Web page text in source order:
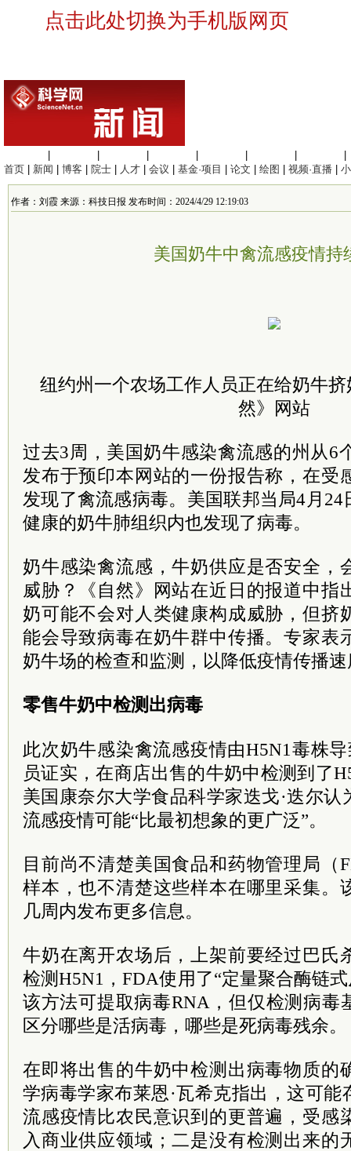
点击此处切换为手机版网页
首页
新闻 博客 院士 人才 会议 基金·项目 论文 绘图 视频·直播
作者：刘霞 来源：科技日报 发布时间：2024/4/29 12:19:03
美国奶牛中禽流感疫情持
纽约州一个农场工作人员正在给奶牛
然》网站
过去3周，美国奶牛感染禽流感的州从6
发布于预印本网站的一份报告称，在受
发现了禽流感病毒。美国联邦当局4月
健康的奶牛肺组织内也发现了病毒。
奶牛感染禽流感，牛奶供应是否安全，
威胁？《自然》网站在近日的报道中指
奶可能不会对人类健康构成威胁，但挤
能会导致病毒在奶牛群中传播。专家表
奶牛场的检查和监测，以降低疫情传播
零售牛奶中检测出病毒
此次奶牛感染禽流感疫情由H5N1毒株
员证实，在商店出售的牛奶中检测到了
美国康奈尔大学食品科学家迭戈·迭尔
流感疫情可能“比最初想象的更广泛”。
目前尚不清楚美国食品和药物管理局（
样本，也不清楚这些样本在哪里采集。
几周内发布更多信息。
牛奶在离开农场后，上架前要经过巴氏
检测H5N1，FDA使用了“定量聚合酶链
该方法可提取病毒RNA，但仅检测病毒
区分哪些是活病毒，哪些是死病毒残余。
在即将出售的牛奶中检测出病毒物质的
学病毒学家布莱恩·瓦希克指出，这可
流感疫情比农民意识到的更普遍，受感
入商业供应领域；二是没有检测出来的